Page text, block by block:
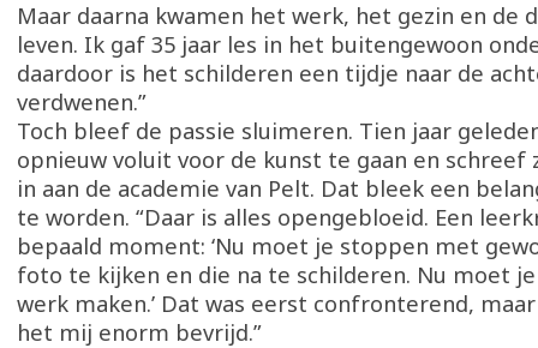
Maar daarna kwamen het werk, het gezin en de
leven. Ik gaf 35 jaar les in het buitengewoon
daardoor is het schilderen een tijdje naar de
verdwenen.”
Toch bleef de passie sluimeren. Tien jaar
opnieuw voluit voor de kunst te gaan en schreef
in aan de academie van Pelt. Dat bleek een
te worden. “Daar is alles opengebloeid. Een
bepaald moment: ‘Nu moet je stoppen met
foto te kijken en die na te schilderen. Nu moet
werk maken.’ Dat was eerst confronterend,
het mij enorm bevrijd.”